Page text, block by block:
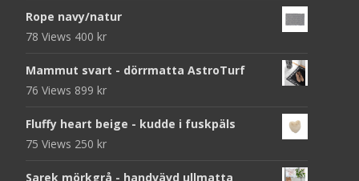
Rope navy/natur
78 Views 400 kr
Mammut svart - dörrmatta AstroTurf
76 Views 899 kr
Fluffy heart beige - kudde i fuskpäls
75 Views 250 kr
Sarek mörkgrå - handvävd ullmatta